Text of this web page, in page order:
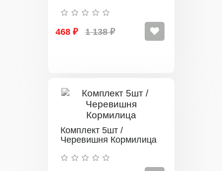
468 ₽ 1 138 ₽
Комплект 5шт /
Черевишня Кормилица